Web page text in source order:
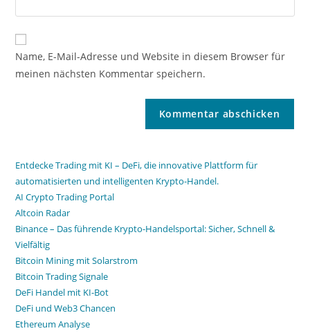
Name, E-Mail-Adresse und Website in diesem Browser für
meinen nächsten Kommentar speichern.
Entdecke Trading mit KI – DeFi, die innovative Plattform für
automatisierten und intelligenten Krypto-Handel.
AI Crypto Trading Portal
Altcoin Radar
Binance – Das führende Krypto-Handelsportal: Sicher, Schnell &
Vielfältig
Bitcoin Mining mit Solarstrom
Bitcoin Trading Signale
DeFi Handel mit KI-Bot
DeFi und Web3 Chancen
Ethereum Analyse